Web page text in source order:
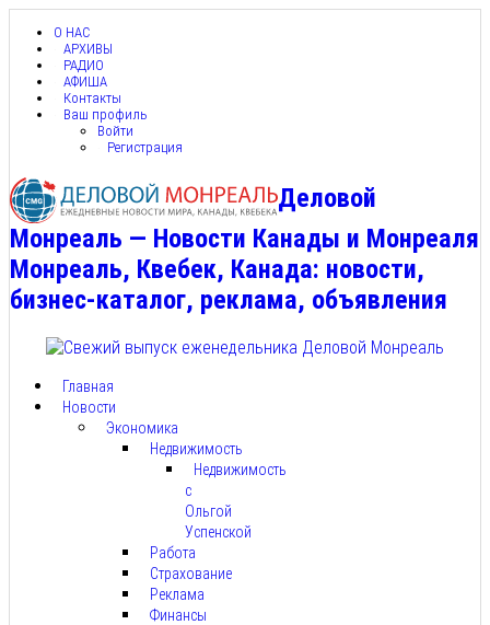
О НАС
АРХИВЫ
РАДИО
АФИША
Контакты
Ваш профиль
Войти
Регистрация
Деловой
Монреаль — Новости Канады и Монреаля
Монреаль, Квебек, Канада: новости,
бизнес-каталог, реклама, объявления
Главная
Новости
Экономика
Недвижимость
Недвижимость
с
Ольгой
Успенской
Работа
Страхование
Реклама
Финансы